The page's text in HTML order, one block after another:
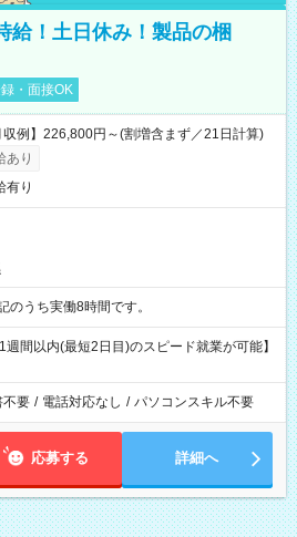
給！土日休み！製品の梱
・面接OK
例】226,800円～(割増含まず／21日計算)
あり
有り
※表記のうち実働8時間です。
間以内(最短2日目)のスピード就業が可能】
不要 / 電話対応なし / パソコンスキル不要
応募する 詳細へ